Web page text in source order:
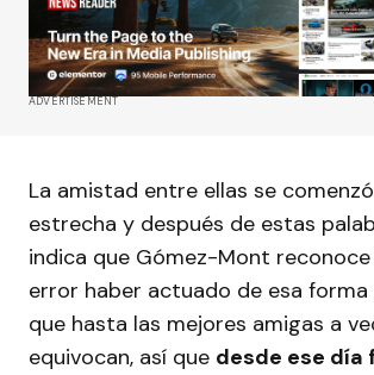
ADVERTISEMENT
La amistad entre ellas se
estrecha y después de estas
indica que Gómez-Mont reconoce
error haber actuado de esa
que hasta las mejores amigas a
equivocan, así que desde ese día